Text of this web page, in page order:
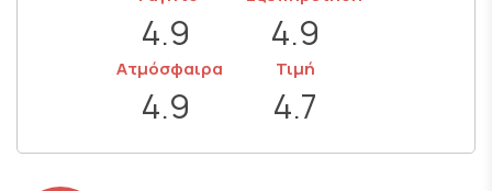
4.9 4.9
Ατμόσφαιρα
4.9
Τιμή
4.7